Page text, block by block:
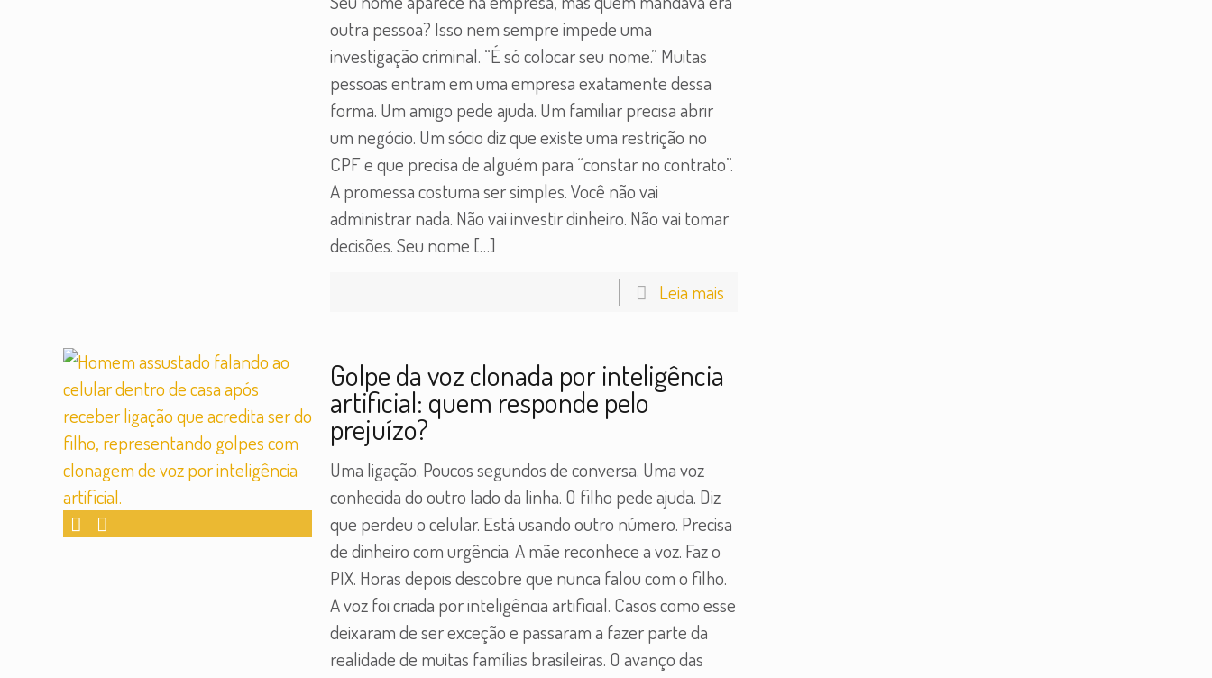
outra pessoa? Isso nem sempre impede uma
investigação criminal. “É só colocar seu nome.” Muitas
pessoas entram em uma empresa exatamente dessa
forma. Um amigo pede ajuda. Um familiar precisa abrir
um negócio. Um sócio diz que existe uma restrição no
CPF e que precisa de alguém para “constar no contrato”.
A promessa costuma ser simples. Você não vai
administrar nada. Não vai investir dinheiro. Não vai tomar
decisões. Seu nome […]
Leia mais
Golpe da voz clonada por inteligência
artificial: quem responde pelo
prejuízo?
Uma ligação. Poucos segundos de conversa. Uma voz
conhecida do outro lado da linha. O filho pede ajuda. Diz
que perdeu o celular. Está usando outro número. Precisa
de dinheiro com urgência. A mãe reconhece a voz. Faz o
PIX. Horas depois descobre que nunca falou com o filho.
A voz foi criada por inteligência artificial. Casos como esse
deixaram de ser exceção e passaram a fazer parte da
realidade de muitas famílias brasileiras. O avanço das